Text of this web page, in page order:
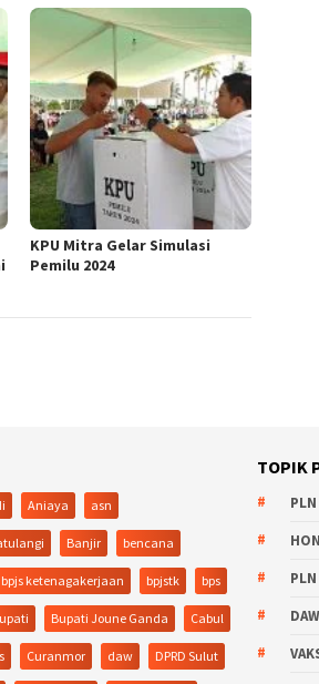
KPU Mitra Gelar Simulasi
Pemilu 2024
Aniaya asn
Banjir bencana
bpjs ketenagakerjaan bpjstk bps
Bupati Joune Ganda Cabul
Curanmor daw DPRD Sulut
TOPIK
PLN
DAW